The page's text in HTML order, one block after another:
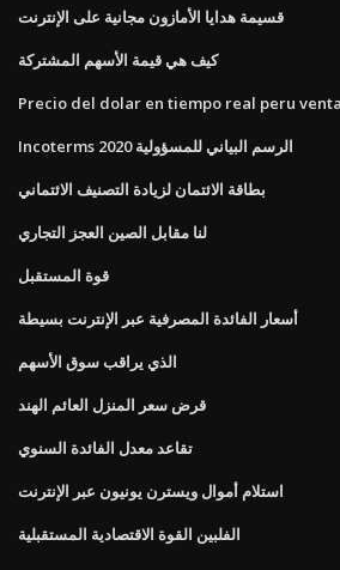
قسيمة هدايا الأمازون مجانية على الإنترنت
كيف هي قيمة الأسهم المشتركة
Precio del dolar en tiempo real peru venta
Incoterms 2020 الرسم البياني للمسؤولية
بطاقة الائتمان لزيادة التصنيف الائتماني
لنا مقابل الصين العجز التجاري
قوة المستقبل
أسعار الفائدة المصرفية عبر الإنترنت بسيطة
الذي يراقب سوق الأسهم
قرض سعر المنزل العائم الهند
تقاعد معدل الفائدة السنوي
استلام أموال ويسترن يونيون عبر الإنترنت
الفلبين القوة الاقتصادية المستقبلية